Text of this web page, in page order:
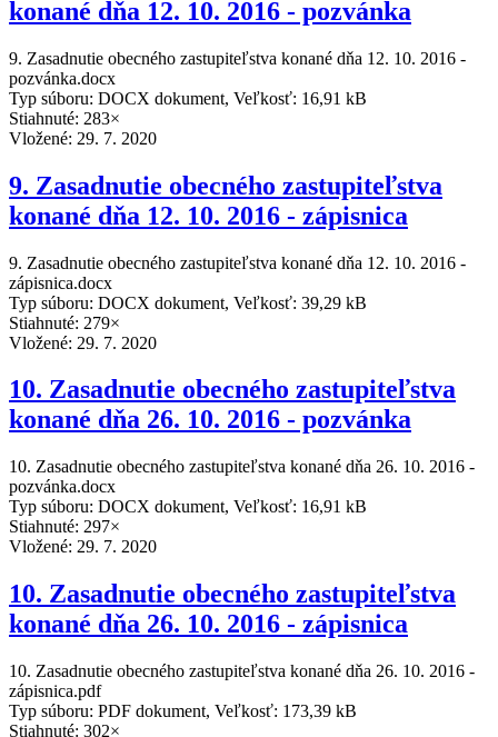
konané dňa 12. 10. 2016 - pozvánka
9. Zasadnutie obecného zastupiteľstva konané dňa 12. 10. 2016 -
pozvánka.docx
Typ súboru: DOCX dokument, Veľkosť: 16,91 kB
Stiahnuté: 283×
Vložené: 29. 7. 2020
9. Zasadnutie obecného zastupiteľstva
konané dňa 12. 10. 2016 - zápisnica
9. Zasadnutie obecného zastupiteľstva konané dňa 12. 10. 2016 -
zápisnica.docx
Typ súboru: DOCX dokument, Veľkosť: 39,29 kB
Stiahnuté: 279×
Vložené: 29. 7. 2020
10. Zasadnutie obecného zastupiteľstva
konané dňa 26. 10. 2016 - pozvánka
10. Zasadnutie obecného zastupiteľstva konané dňa 26. 10. 2016 -
pozvánka.docx
Typ súboru: DOCX dokument, Veľkosť: 16,91 kB
Stiahnuté: 297×
Vložené: 29. 7. 2020
10. Zasadnutie obecného zastupiteľstva
konané dňa 26. 10. 2016 - zápisnica
10. Zasadnutie obecného zastupiteľstva konané dňa 26. 10. 2016 -
zápisnica.pdf
Typ súboru: PDF dokument, Veľkosť: 173,39 kB
Stiahnuté: 302×